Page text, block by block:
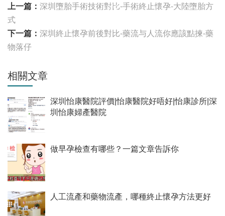
上一篇： 深圳墮胎手術技術對比-手術終止懷孕-大陸墮胎方
式
下一篇： 深圳終止懷孕前後對比-藥流与人流你應該點揀-藥
物落仔
相關文章
深圳怡康醫院評價|怡康醫院好唔好|怡康診所|深
圳怡康婦產醫院
做早孕檢查有哪些？一篇文章告訴你
人工流產和藥物流產，哪種終止懷孕方法更好